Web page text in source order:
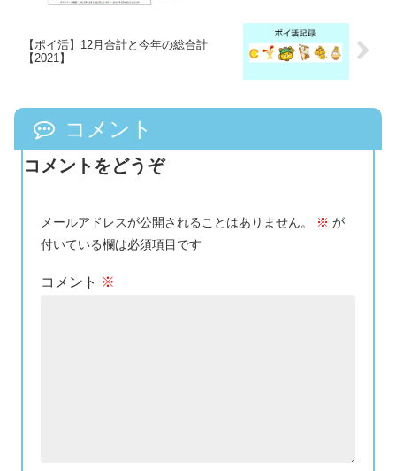
【ポイ活】12月合計と今年の総合計
【2021】
コメント
コメントをどうぞ
メールアドレスが公開されることはありません。 ※ が
付いている欄は必須項目です
コメント ※